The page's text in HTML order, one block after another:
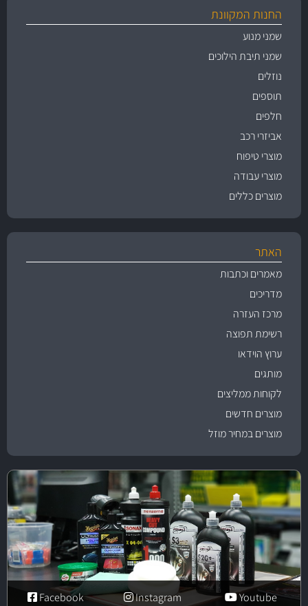
החנות המקוונת
שמני מנוע
שמני תיבת הילוכים
נוזלים
תוספים
חלפים
אביזרי רכב
מוצרי טיפוח
מוצרי עבודה
מוצרים כללים
האתר
מאמרים וכתבות
מדריכים
מרכז העזרה
רשימת תפוצה
ערוץ הוידאו
מותגים
לקוחות ממליצים
מוצרים חדשים
מוצרים במחיר מוזל
Youtube
Instagram
Facebook